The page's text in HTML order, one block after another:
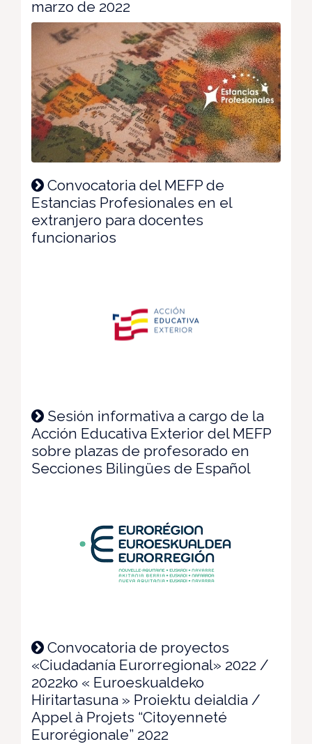
marzo de 2022
Convocatoria del MEFP de
Estancias Profesionales en el
extranjero para docentes
funcionarios
Sesión informativa a cargo de la
Acción Educativa Exterior del MEFP
sobre plazas de profesorado en
Secciones Bilingües de Español
Convocatoria de proyectos
«Ciudadanía Eurorregional» 2022 /
2022ko « Euroeskualdeko
Hiritartasuna » Proiektu deialdia /
Appel à Projets “Citoyenneté
Eurorégionale” 2022